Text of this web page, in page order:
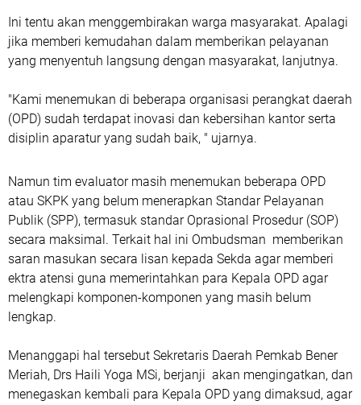
Ini tentu akan menggembirakan warga masyarakat. Apalagi
jika memberi kemudahan dalam memberikan pelayanan
yang menyentuh langsung dengan masyarakat, lanjutnya.
"Kami menemukan di beberapa organisasi perangkat daerah
(OPD) sudah terdapat inovasi dan kebersihan kantor serta
disiplin aparatur yang sudah baik, " ujarnya.
Namun tim evaluator masih menemukan beberapa OPD
atau SKPK yang belum menerapkan Standar Pelayanan
Publik (SPP), termasuk standar Oprasional Prosedur (SOP)
secara maksimal. Terkait hal ini Ombudsman memberikan
saran masukan secara lisan kepada Sekda agar memberi
ektra atensi guna memerintahkan para Kepala OPD agar
melengkapi komponen-komponen yang masih belum
lengkap.
Menanggapi hal tersebut Sekretaris Daerah Pemkab Bener
Meriah, Drs Haili Yoga MSi, berjanji akan mengingatkan, dan
menegaskan kembali para Kepala OPD yang dimaksud, agar